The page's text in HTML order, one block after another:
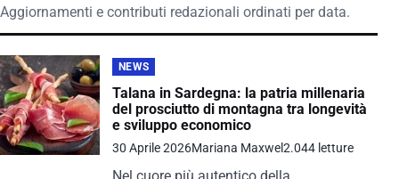
Aggiornamenti e contributi redazionali ordinati per data.
NEWS
Talana in Sardegna: la patria millenaria
del prosciutto di montagna tra longevità
e sviluppo economico
30 Aprile 2026Mariana Maxwel2.044 letture